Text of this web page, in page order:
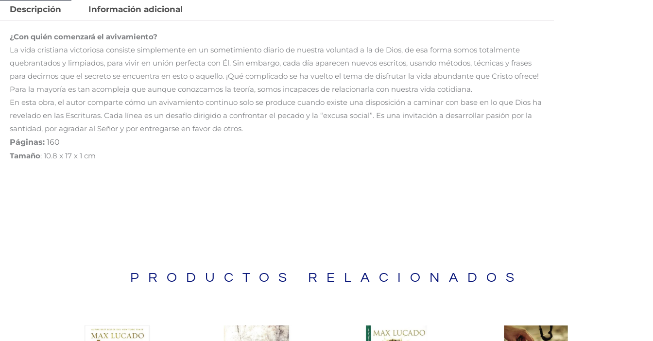
Descripción Información adicional
¿Con quién comenzará el avivamiento?
La vida cristiana victoriosa consiste simplemente en un sometimiento diario de nuestra voluntad a la de Dios, de esa forma somos totalmente
quebrantados y limpiados, para vivir en unión perfecta con Él. Sin embargo, cada día aparecen nuevos escritos, usando métodos, técnicas y frases
para decirnos que el secreto se encuentra en esto o aquello. ¡Qué complicado se ha vuelto el tema de disfrutar la vida abundante que Cristo ofrece!
Para la mayoría es tan acompleja que aunque conozcamos la teoría, somos incapaces de relacionarla con nuestra vida cotidiana.
En esta obra, el autor comparte cómo un avivamiento continuo solo se produce cuando existe una disposición a caminar con base en lo que Dios ha
revelado en las Escrituras. Cada línea es un desafío dirigido a confrontar el pecado y la “excusa social”. Es una invitación a desarrollar pasión por la
santidad, por agradar al Señor y por entregarse en favor de otros.
Páginas: 160
Tamaño: 10.8 x 17 x 1 cm
PRODUCTOS RELACIONADOS